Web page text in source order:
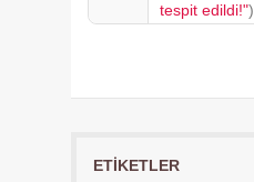
tespit edildi!")
ETIKETLER